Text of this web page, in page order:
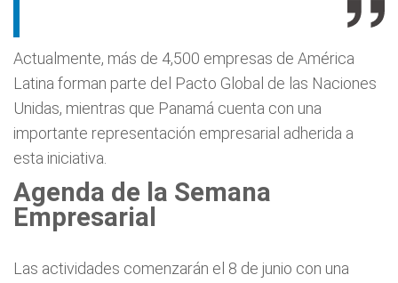
Actualmente, más de 4,500 empresas de América
Latina forman parte del Pacto Global de las Naciones
Unidas, mientras que Panamá cuenta con una
importante representación empresarial adherida a
esta iniciativa.
Agenda de la Semana
Empresarial
Las actividades comenzarán el 8 de junio con una